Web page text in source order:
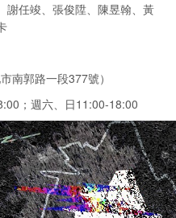
謝任竣、張俊陞、陳昱翰、黃
南郭路一段377號）
；週六、日11:00-18:00